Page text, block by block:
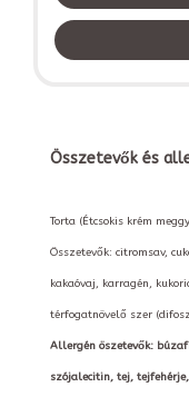
Összetevők és
Torta (Étcsokis krém
Összetevők: citromsav,
kakaóvaj, karragén,
térfogatnövelő szer
Allergén öszetevők:
szójalecitin, tej,